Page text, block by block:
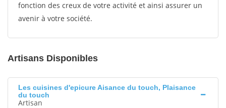
fonction des creux de votre activité et ainsi assurer un
avenir à votre société.
Artisans Disponibles
Les cuisines d'epicure Aisance du touch, Plaisance
du touch
Artisan